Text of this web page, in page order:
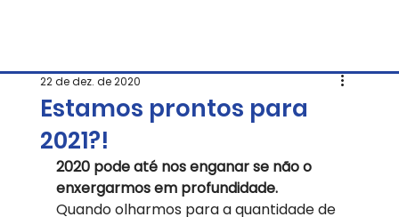
Estamos prontos para
2021?!
22 de dez. de 2020
2020 pode até nos enganar se não o
enxergarmos em profundidade.
Quando olharmos para a quantidade de